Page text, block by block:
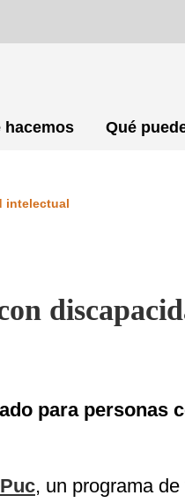
hacemos Qué
intelectual
para personas
, un programa de